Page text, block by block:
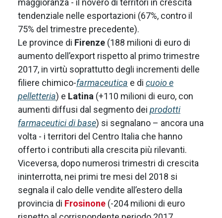
maggioranza - il novero di territori in crescita
tendenziale nelle esportazioni (67%, contro il
75% del trimestre precedente).
Le province di Firenze (188 milioni di euro di
aumento dell’export rispetto al primo trimestre
2017, in virtù soprattutto degli incrementi delle
filiere chimico-farmaceutica e di cuoio e
pelletteria) e Latina (+110 milioni di euro, con
aumenti diffusi dal segmento dei prodotti
farmaceutici di base) si segnalano – ancora una
volta - i territori del Centro Italia che hanno
offerto i contributi alla crescita più rilevanti.
Viceversa, dopo numerosi trimestri di crescita
ininterrotta, nei primi tre mesi del 2018 si
segnala il calo delle vendite all’estero della
provincia di Frosinone (-204 milioni di euro